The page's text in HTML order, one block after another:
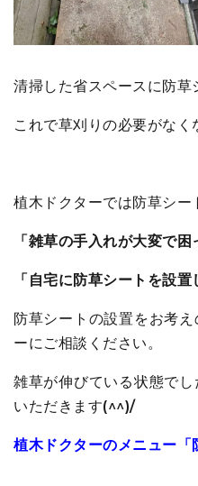
清掃した省スペースに防草
これで草刈りの必要がなく
植木ドクターでは防草シー
「雑草の手入れが大変で困
「自宅に防草シートを設置
防草シートの設置をお考
ーにご相談ください。
雑草が伸びている状態で
いただきます(^^)/
植木ドクターのメニュー「